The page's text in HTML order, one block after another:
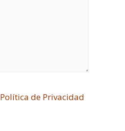
Política de Privacidad